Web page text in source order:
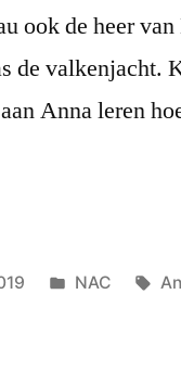
ook de heer
de valkenjacht.
Anna leren
Geplaatst
NAC